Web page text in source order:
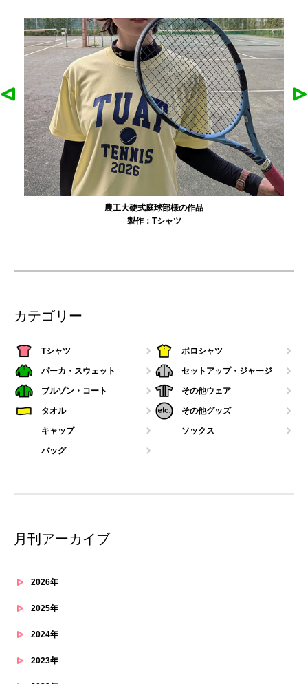
農工大硬式庭球部様の作品
製作： Tシャツ
カテゴリー
Tシャツ ポロシャツ
パーカ・スウェット セットアップ・ジャージ
ブルゾン・コート その他ウェア
タオル その他グッズ
キャップ ソックス
バッグ
月刊アーカイブ
2026年
2025年
2024年
2023年